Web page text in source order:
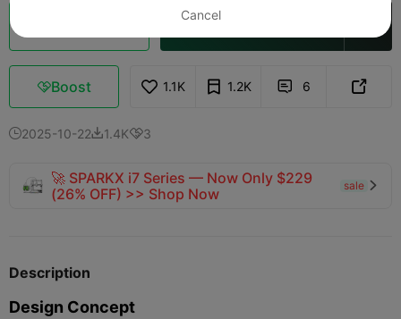
Boost 1.1K 1.2K  6 
2025-10-221.4K3
🚀 SPARKX i7 Series — Now Only $229
(26% OFF) >> Shop Now
sale 
Description
Design Concept
Cancel